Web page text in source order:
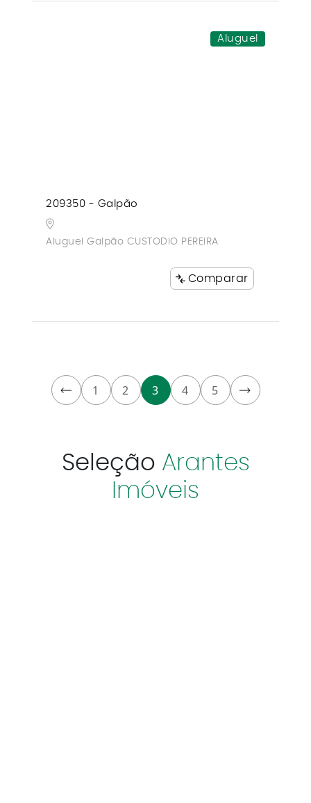
Aluguel
209350 - Galpão
Aluguel Galpão CUSTODIO PEREIRA
Comparar
1 2 3 4 5
Seleção Arantes
Imóveis